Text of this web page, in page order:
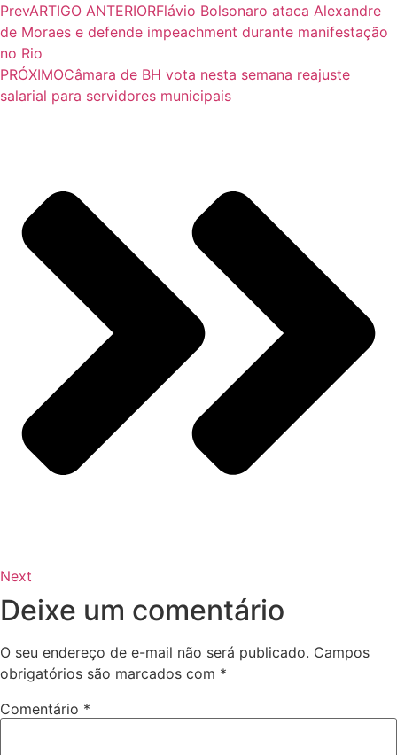
PrevARTIGO ANTERIORFlávio Bolsonaro ataca Alexandre
de Moraes e defende impeachment durante manifestação
no Rio
PRÓXIMOCâmara de BH vota nesta semana reajuste
salarial para servidores municipais
Next
Deixe um comentário
O seu endereço de e-mail não será publicado. Campos
obrigatórios são marcados com *
Comentário *